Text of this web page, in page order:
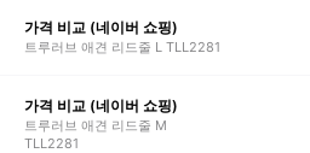
가격 비교 (네이버 쇼핑)
트루러브 애견 리드줄 L TLL2281
가격 비교 (네이버 쇼핑)
트루러브 애견 리드줄 M
TLL2281